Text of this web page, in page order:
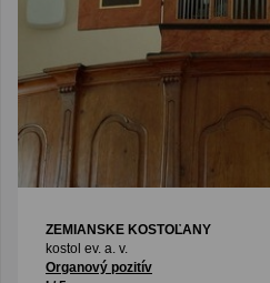
ZEMIANSKE KOSTOĽANY
kostol ev. a. v.
Organový pozitív